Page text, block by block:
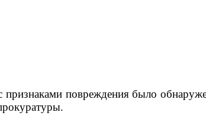
повреждения было